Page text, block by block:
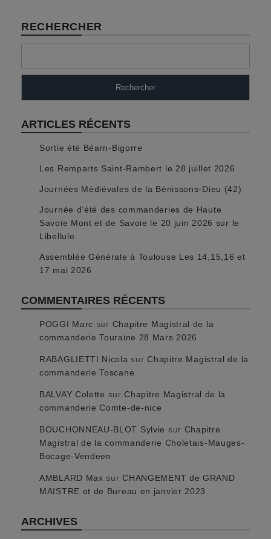
RECHERCHER
Rechercher
ARTICLES RÉCENTS
Sortie été Béarn-Bigorre
Les Remparts Saint-Rambert le 28 juillet 2026
Journées Médiévales de la Bénissons-Dieu (42)
Journée d’été des commanderies de Haute
Savoie Mont et de Savoie le 20 juin 2026 sur le
Libellule.
Assemblée Générale à Toulouse Les 14,15,16 et
17 mai 2026
COMMENTAIRES RÉCENTS
POGGI Marc sur Chapitre Magistral de la
commanderie Touraine 28 Mars 2026
RABAGLIETTI Nicola surChapitre Magistral de la
commanderie Toscane
BALVAY Colette surChapitre Magistral de la
commanderie Comte-de-nice
BOUCHONNEAU-BLOT Sylvie sur Chapitre
Magistral de la commanderie Choletais-Mauges-
Bocage-Vendeen
AMBLARD Max surCHANGEMENT de GRAND
MAISTRE et de Bureau en janvier 2023
ARCHIVES